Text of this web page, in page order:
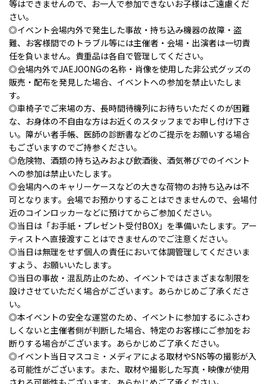
等はできませんので、お一人で参加できないお子様はご遠慮くだ
さい。
◎イベント会場内外で発生した事故・持ち込み機器の故障・盗
難、お客様間でのトラブル等には主催者・会場・出演者は一切責
任を負いません。貴重品は各自で管理してください。
◎会場内外でJAEJOONGの名称・肖像を使用した非公式グッズの
販売・配布を発見した場合、イベントへの参加を禁止いたしま
す。
◎車椅子でご来場の方、長時間待機列にお待ちいただくのが困難
な、お身体の不自由な方はお近くのスタッフまでお申し付け下さ
い。障がい者手帳、医師の診断書などのご提示をお願いする場合
もございますのでご持参ください。
◎危険物、酒類の持ち込みおよび飲酒後、酒気帯びでのイベント
への参加は禁止いたします。
◎会場内へのキャリーケースなどの大きな荷物のお持ち込みは不
可となります。会場でお預かりすることはできませんので、会場付
近のコインロッカーなどに預けてからご参加ください。
◎当日は「お手紙・プレゼント受付BOX」を準備いたします。アー
ティストへ直接渡すことはできませんのでご注意ください。
◎当日は無理をせず個人の責任において体調管理してくださいま
すよう、お願いいたします。
◎当日の事故・混乱防止のため、イベントではさまざまな制限を
設けさせていただく場合がございます。あらかじめご了承くださ
い。
◎本イベントの安全な運営のため、イベントに参加するにふさわ
しくないと主催者側が判断した場合、特定のお客様にご参加をお
断りする場合がございます。あらかじめご了承ください。
◎イベント当日マスコミ・メディアによる取材やSNS等の撮影が入
る可能性がございます。また、取材や撮影した写真・映像が使用